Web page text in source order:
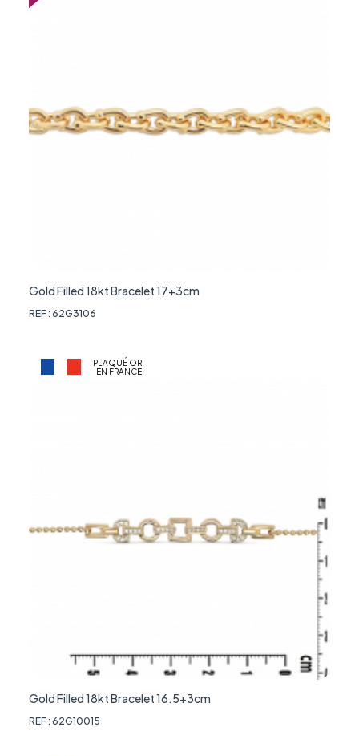
Gold Filled 18kt Bracelet 17+3cm
REF : 62G3106
PLAQUÉ OR
EN FRANCE
Gold Filled 18kt Bracelet 16.5+3cm
REF : 62G10015